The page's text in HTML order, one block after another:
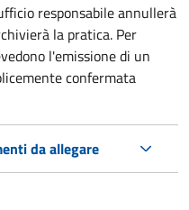
responsabile annullerà
la pratica. Per
l'emissione di un
confermata
da allegare